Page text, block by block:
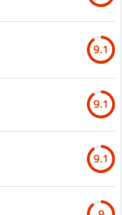
9.1
9.1
9.1